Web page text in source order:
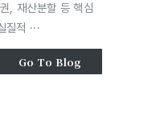
, 재산분할 등 핵심
적 ···
Go To Blog